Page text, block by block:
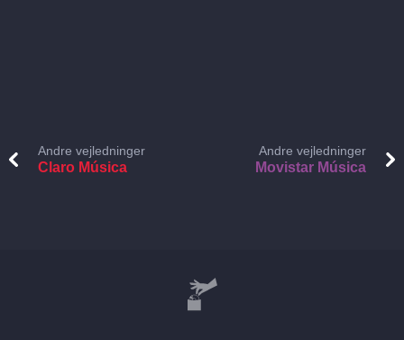
Andre vejledninger
Claro Música
Andre vejledninger
Movistar Música